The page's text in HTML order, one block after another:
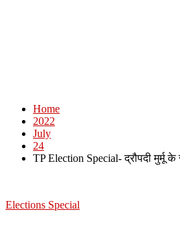
Home
2022
July
24
TP Election Special- द्रौपदी मुर्मू
Elections Special